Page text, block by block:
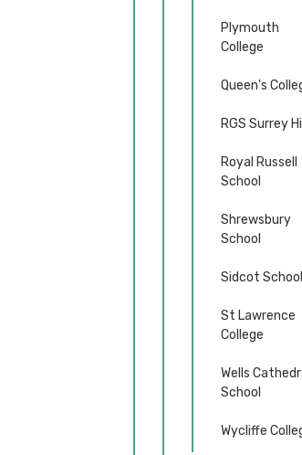
Plymouth
College
Queen's
RGS Surrey
Royal Russell
School
Shrewsbury
School
Sidcot School
St Lawrence
College
Wells
School
Wycliffe